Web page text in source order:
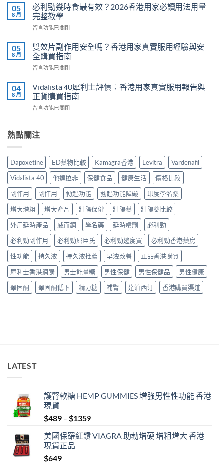
真
相：
香
港
家
實
與
貨
購
買
中
印
度
威
而
評
價：
港
家
真
服
得
買
建
議〉
中
05
8 月
必利勁幾時食最有效？2026香港用家必讀用法用量
完整教學
在
利
勁
幾
時
最
有
效？
2026
用
讀
用
法
用
完
整
教
學〉
中
留言功能已關閉
05
8 月
雙效片副作用安全嗎？香港用家真實服用經驗與安
全購買指南
在
效
片
副
作
全
港
用
真
服
用
經
驗
與
安
全
買
指
南〉
中
留言功能已關閉
04
8 月
Vidalista 40犀利士評價：香港用家真實服用報告與
正貨購買指南
在
犀
利
評
價：
香
港
用
家
真
實
服
用
報
告
正
貨
購
留言功能已關閉
熱點關注
Dapoxetine ED藥物比較 Kamagra香港 Levitra
Vardenafil
Vidalista 40
他達拉非 保健食品 健康生活
價格比較
副作用
副作用 勃起功能 勃起功能障礙
印度學名藥
增大增粗
增大產品 壯陽保健 壯陽藥
壯陽藥比較
外用延時產品
威而鋼 學名藥 延時噴劑
必利勁
必利勁副作用
必利勁屈臣氏 必利勁邊度買
必利勁香港藥房
性功能
持久液 持久液推薦 早洩改善
正品香港購買
犀利士香港網購
男士能量糖 男性保健 男性保健品
男性健康
睪固酮
睪固酮低下 精力糖 補腎 達泊西汀 香港購買渠道
LATEST
護腎軟糖 HEMP GUMMIES 增強男性性功能 香港
現貨
$489 – $1359Price
$489
美國保羅紅鑽 VIAGRA 助勃增硬 增粗增大 香港
現貨正品
$649